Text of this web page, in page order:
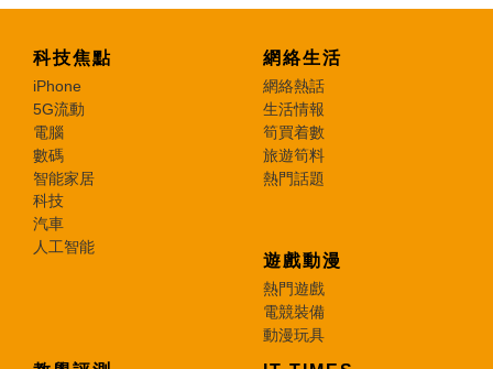
科技焦點
iPhone
5G流動
電腦
數碼
智能家居
科技
汽車
人工智能
網絡生活
網絡熱話
生活情報
筍買着數
旅遊筍料
熱門話題
遊戲動漫
熱門遊戲
電競裝備
動漫玩具